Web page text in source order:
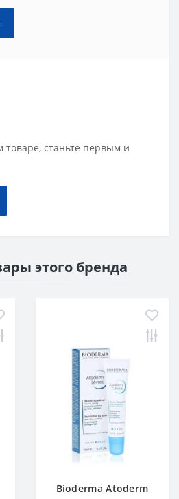
товаре, станьте первым и
этого бренда
Bioderma Atoderm